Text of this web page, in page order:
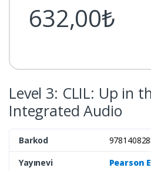
Level 3: CLIL: Up in
Integrated Audio
Barkod
Yayınevi
Pearson
632,00₺